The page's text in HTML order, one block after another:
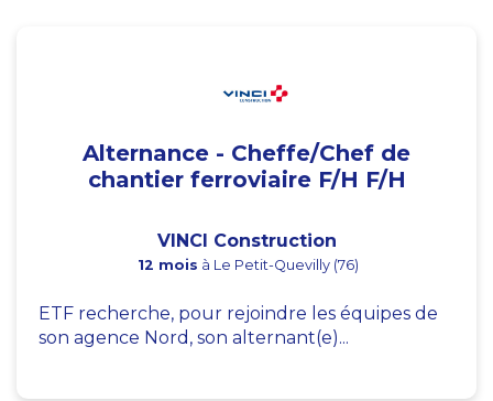
Alternance - Cheffe/Chef de
chantier ferroviaire F/H F/H
VINCI Construction
12 mois à Le Petit-Quevilly (76)
ETF recherche, pour rejoindre les équipes de
son agence Nord, son alternant(e)...